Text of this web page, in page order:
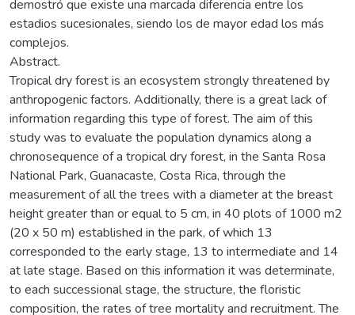
demostró que existe una marcada diferencia entre los
estadios sucesionales, siendo los de mayor edad los más
complejos.
Abstract.
Tropical dry forest is an ecosystem strongly threatened by
anthropogenic factors. Additionally, there is a great lack of
information regarding this type of forest. The aim of this
study was to evaluate the population dynamics along a
chronosequence of a tropical dry forest, in the Santa Rosa
National Park, Guanacaste, Costa Rica, through the
measurement of all the trees with a diameter at the breast
height greater than or equal to 5 cm, in 40 plots of 1000 m2
(20 x 50 m) established in the park, of which 13
corresponded to the early stage, 13 to intermediate and 14
at late stage. Based on this information it was determinate,
to each successional stage, the structure, the floristic
composition, the rates of tree mortality and recruitment. The